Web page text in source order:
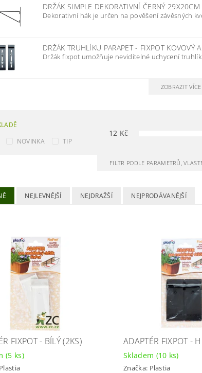
DRŽÁK SIMPLE DEKORATIVNÍ ČERNÝ 29X20CM
Dekorativní hák je určen na pověšení závěsných
DRŽÁK TRUHLÍKU PARAPET - FIXPOT KOVOVÝ
Držák fixpot umožňuje neviditelné uchycení
ZOBRAZIT VÍCE
NOVINKA TIP
12 Kč
FILTR PODLE PARAMETRŮ,
NEJLEVNĚJŠÍ NEJDRAŽŠÍ NEJPRODÁVANĚJŠÍ
FIXPOT - BÍLÝ (2KS)
(5 ks)
Plastia
ADAPTÉR FIXPOT -
Skladem (10 ks)
Značka: Plastia